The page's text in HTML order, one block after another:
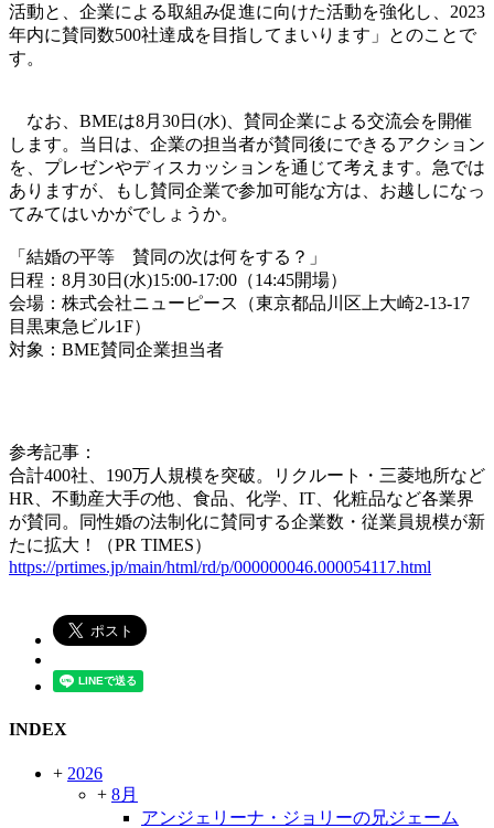
活動と、企業による取組み促進に向けた活動を強化し、2023
年内に賛同数500社達成を目指してまいります」とのことで
す。
なお、BMEは8月30日(水)、賛同企業による交流会を開催
します。当日は、企業の担当者が賛同後にできるアクション
を、プレゼンやディスカッションを通じて考えます。急では
ありますが、もし賛同企業で参加可能な方は、お越しになっ
てみてはいかがでしょうか。
「結婚の平等 賛同の次は何をする？」
日程：8月30日(水)15:00-17:00（14:45開場）
会場：株式会社ニューピース（東京都品川区上大崎2-13-17
目黒東急ビル1F）
対象：BME賛同企業担当者
参考記事：
合計400社、190万人規模を突破。リクルート・三菱地所など
HR、不動産大手の他、食品、化学、IT、化粧品など各業界
が賛同。同性婚の法制化に賛同する企業数・従業員規模が新
たに拡大！（PR TIMES）
https://prtimes.jp/main/html/rd/p/000000046.000054117.html
INDEX
+ 2026
+ 8月
アンジェリーナ・ジョリーの兄ジェーム